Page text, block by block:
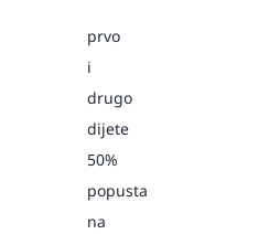
prvo
i
drugo
dijete
50%
popusta
na